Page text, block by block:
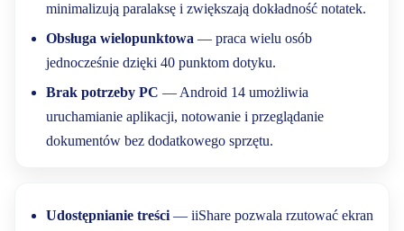
minimalizują paralaksę i zwiększają dokładność notatek.
Obsługa wielopunktowa — praca wielu osób
jednocześnie dzięki 40 punktom dotyku.
Brak potrzeby PC — Android 14 umożliwia
uruchamianie aplikacji, notowanie i przeglądanie
dokumentów bez dodatkowego sprzętu.
Udostępnianie treści — iiShare pozwala rzutować ekran